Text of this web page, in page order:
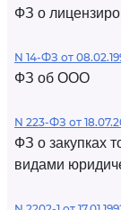
ФЗ о
N 14-ФЗ от
ФЗ об ООО
N 223-ФЗ от
ФЗ о закупках
видами